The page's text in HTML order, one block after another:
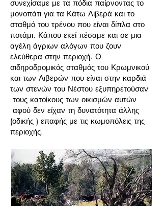
συνεχίσαμε με τα πόδια παίρνοντας το
μονοπάτι για τα Κάτω Λιβερά και το
σταθμό του τρένου που είναι δίπλα στο
ποτάμι. Κάπου εκεί πέσαμε και σε μια
αγέλη άγριων αλόγων που ζουν
ελεύθερα στην περιοχή. Ο
σιδηροδρομικός σταθμός του Κρωμνικού
και των Λιβερών που είναι στην καρδιά
των στενών του Νέστου εξυπηρετούσαν
τους κατοίκους των οικισμών αυτών
αφού δεν είχαν τη δυνατότητα άλλης
(οδικής ) επαφής με τις κωμοπόλεις της
περιοχής.